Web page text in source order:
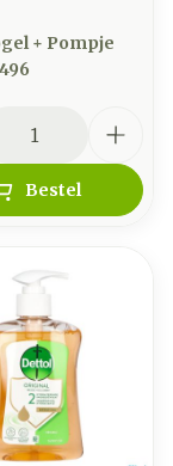
+ Pompje
Bestel